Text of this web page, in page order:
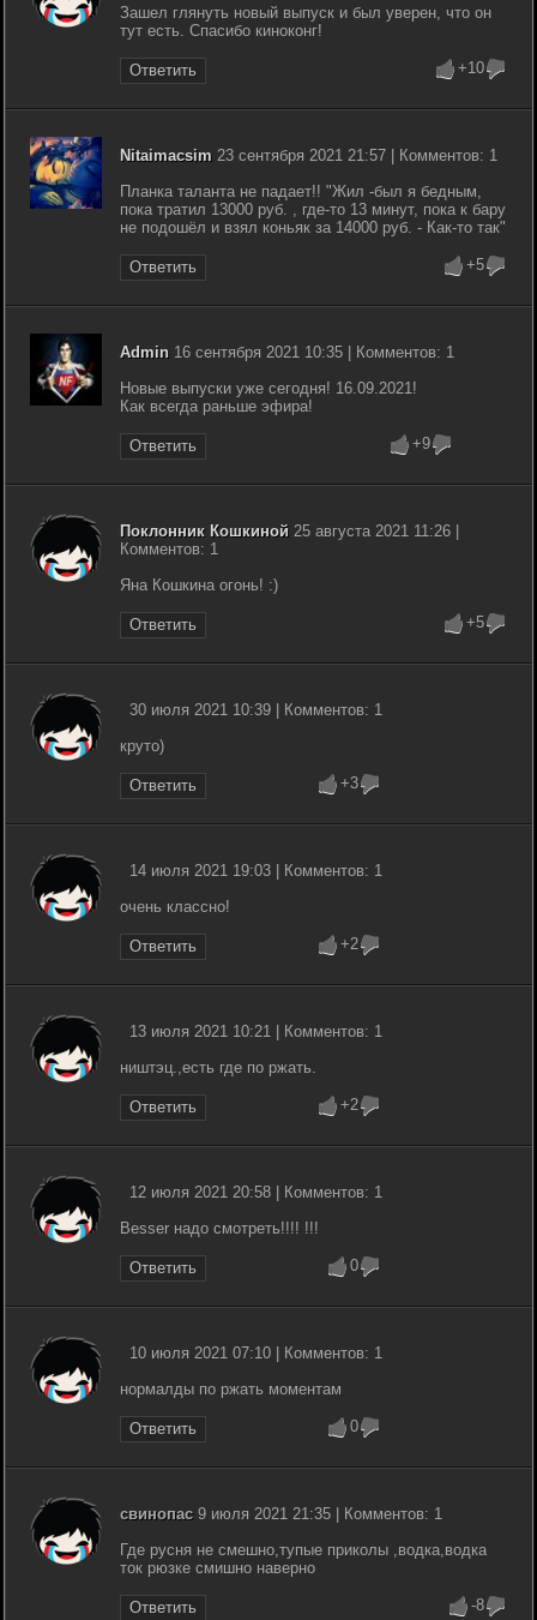
Зашел глянуть новый выпуск и был уверен, что он
тут есть. Спасибо киноконг!
Ответить +10
Nitaimacsim 23 сентября 2021 21:57 | Комментов: 1
Планка таланта не падает!! "Жил -был я бедным,
пока тратил 13000 руб. , где-то 13 минут, пока к бару
не подошёл и взял коньяк за 14000 руб. - Как-то так"
Ответить +5
Admin 16 сентября 2021 10:35 | Комментов: 1
Новые выпуски уже сегодня! 16.09.2021!
Как всегда раньше эфира!
Ответить +9
Поклонник Кошкиной 25 августа 2021 11:26 |
Комментов: 1
Яна Кошкина огонь! :)
Ответить +5
30 июля 2021 10:39 | Комментов: 1
круто)
Ответить +3
14 июля 2021 19:03 | Комментов: 1
очень классно!
Ответить +2
13 июля 2021 10:21 | Комментов: 1
ништэц.,есть где по ржать.
Ответить +2
12 июля 2021 20:58 | Комментов: 1
Besser надо смотреть!!!! !!!
Ответить 0
10 июля 2021 07:10 | Комментов: 1
нормалды по ржать моментам
Ответить 0
свинопас9 июля 2021 21:35 | Комментов: 1
Где русня не смешно,тупые приколы ,водка,водка
ток рюзке смишно наверно
Ответить -8